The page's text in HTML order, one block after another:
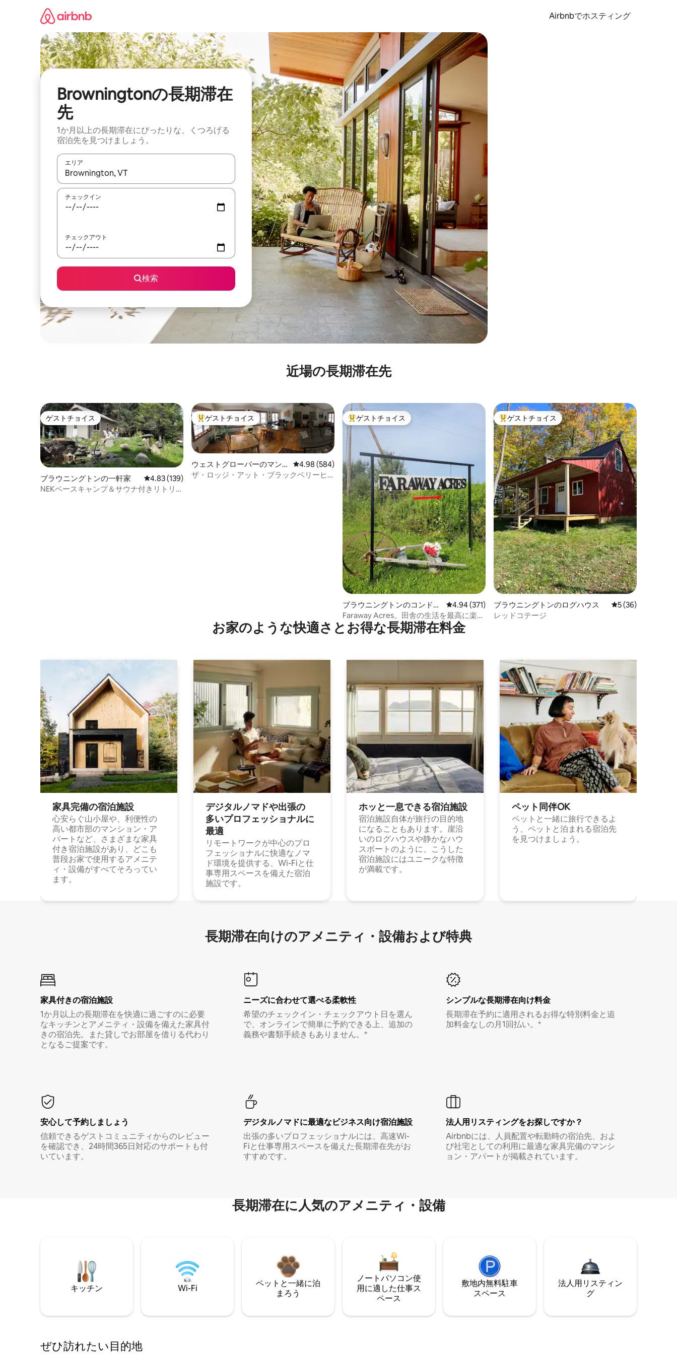
Airbnbでホスティング
Browningtonの長期滞在
先
1か月以上の長期滞在にぴったりな、くつろげる
宿泊先を見つけましょう。
エリア
検索結果が表示されたら、上下の矢印キーを使って移動するか、画面をタッチまたはスワイプして検索結果を確認することができます。
チェックイン
チェックアウト
検索
近場の長期滞在先
ゲストチョイス
ゲストチョイス
ブラウニングトンの一軒家 レビュー139件、5つ星中4.83つ星の平均評価
4.83 (139)
NEKベースキャンプ＆サウナ付きリトリー
大好評のゲストチョイスです。
ゲストチョイス
ウェストグローバーのマン
ション・アパート
レビュー584件、5つ星中4.98つ星の平均評価
4.98 (584)
ザ・ロッジ・アット・ブラックベリーヒ
大好評のゲストチョイスです。
ゲストチョイス
ブラウニングトンのコンドミ
ニアム
レビュー371件、5つ星中4.94つ星の平均評価
4.94 (371)
Faraway Acres。田舎の生活を最高に楽し
みましょう！
大好評のゲストチョイスです。
ゲストチョイス
ブラウニングトンのログハウス レビュー36件、5
5 (36)
レッドコテージ
お家のような快⁠適⁠さ⁠とお⁠得⁠な長⁠期⁠滞⁠在料⁠金
家具完備の宿⁠泊⁠施⁠設
心安らぐ山小屋や、利便性の
高い都市部のマンション・ア
パートなど、さまざまな家具
付き宿泊施設があり、どこも
普段お家で使用するアメニテ
ィ・設備がすべてそろってい
ます。
デジタルノマドや出⁠張⁠の
多⁠いプ⁠ロ⁠フ⁠ェ⁠ッ⁠シ⁠ョ⁠ナ⁠ル⁠に
最⁠適
リモートワークが中心のプロ
フェッショナルに快適なノマ
ド環境を提供する、Wi-Fiと仕
事専用スペースを備えた宿泊
施設です。
ホッと一⁠息⁠で⁠き⁠る宿⁠泊施⁠設
宿泊施設自体が旅行の目的地
になることもあります。崖沿
いのログハウスや静かなハウ
スボートのように、こうした
宿泊施設にはユニークな特徴
が満載です。
ペット同⁠伴OK
ペットと一緒に旅行できるよ
う、ペットと泊まれる宿泊先
を見つけましょう。
長期滞在向け⁠のア⁠メ⁠ニ⁠テ⁠ィ⁠・設⁠備⁠および特⁠典
家具付き⁠の宿⁠泊⁠施⁠設
1か月以上の長期滞在を快適に過ごすのに必要
なキッチンとアメニティ・設備を備えた家具付
きの宿泊先。また貸しでお部屋を借りる代わり
となるご提案です。
ニーズに合わせて選べる柔軟性
希望のチェックイン・チェックアウト日を選ん
で、オンラインで簡単に予約できる上、追加の
義務や書類手続きもありません。*
シンプルな長期滞在向け料金
長期滞在予約に適用されるお得な特別料金と追
加料金なしの月1回払い。*
安心して予約しましょう
信頼できるゲストコミュニティからのレビュー
を確認でき、24時間365日対応のサポートも付
いています。
デジタルノマド⁠に最⁠適⁠なビ⁠ジ⁠ネ⁠ス⁠向⁠け宿⁠泊⁠施⁠設
出張の多いプロフェッショナルには、高速Wi-
Fiと仕事専用スペースを備えた長期滞在先がお
すすめです。
法人用リスティングをお探しですか？
Airbnbには、人員配置や転勤時の宿泊先、およ
び社宅としての利用に最適な家具完備のマンシ
ョン・アパートが掲載されています。
長期滞在に人気のアメニティ・設備
キッチン Wi-Fi
ペットと一緒に泊
まろう
ノートパソコン使
用に適した仕事ス
ペース
敷地内無料駐⁠車
ス⁠ペ⁠ー⁠ス
法人用リスティン
グ
ぜひ訪⁠れ⁠た⁠い目⁠的⁠地